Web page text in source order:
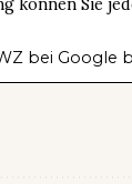
können Sie
bei Google